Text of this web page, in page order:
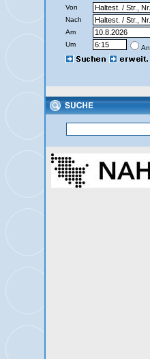
Von
Nach
Am
Um
An